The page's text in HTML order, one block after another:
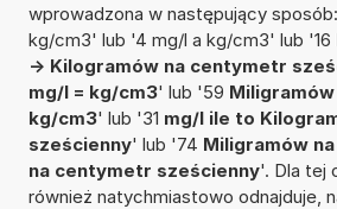
wprowadzona w następujący
kg/cm3' lub '4 mg/l a kg/cm3' lub '16
-> Kilogramów na centymetr
mg/l = kg/cm3' lub '59
kg/cm3' lub '31 mg/l ile to
sześcienny' lub '74 Miligramów
na centymetr sześcienny'. Dla tej
również natychmiastowo odnajduje,